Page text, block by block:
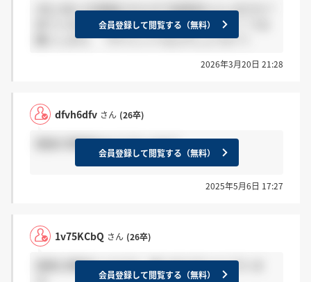
3月上旬に2次面接された方で結果来た人いますか？
来ていれば→感謝 来ていなければ→ホント？ でお
願いします。 （サイレントなんでしょうか？）
会員登録して閲覧する（無料）
2026年3月20日 21:28
dfvh6dfv さん (26卒)
面接の雰囲気はどうでしたか？
会員登録して閲覧する（無料）
2025年5月6日 17:27
1v75KCbQ さん (26卒)
貴重な情報をいただき、誠にありがとうございま
会員登録して閲覧する（無料）